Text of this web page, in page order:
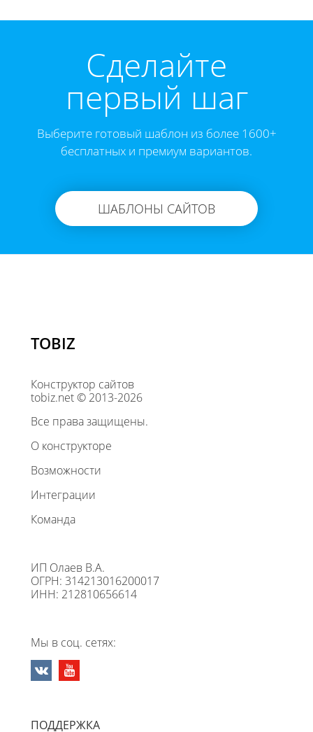
Cделайте
первый шаг
Выберите готовый шаблон из более 1600+
бесплатных и премиум вариантов.
ШАБЛОНЫ САЙТОВ
TOBIZ
Конструктор сайтов
tobiz.net © 2013-2026
Все права защищены.
О конструкторе
Возможности
Интеграции
Команда
ИП Олаев В.А.
ОГРН: 314213016200017
ИНН: 212810656614
Мы в соц. сетях:
ПОДДЕРЖКА